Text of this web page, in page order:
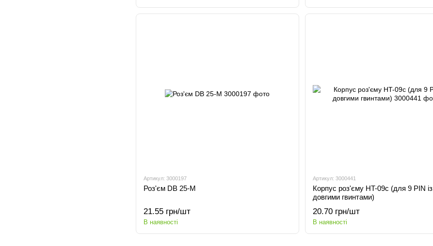
Артикул: 3000197
Роз'єм DB 25-M
21.55 грн/шт
В наявності
Артикул: 3000441
Корпус роз'єму HT-09c (для 9 PIN із
довгими гвинтами)
20.70 грн/шт
В наявності